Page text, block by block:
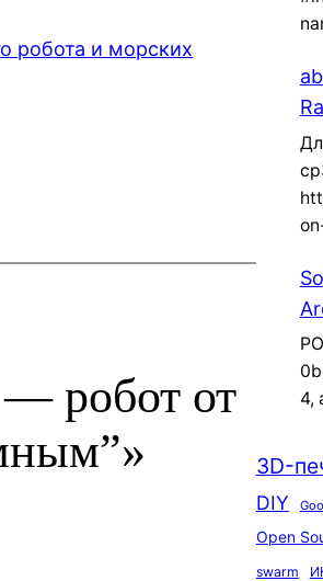
робота и морских
робот от
4,
3D-
DIY
Open
swarm